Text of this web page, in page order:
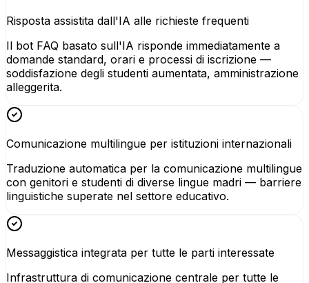
Risposta assistita dall'IA alle richieste frequenti
Il bot FAQ basato sull'IA risponde immediatamente a
domande standard, orari e processi di iscrizione —
soddisfazione degli studenti aumentata, amministrazione
alleggerita.
Comunicazione multilingue per istituzioni internazionali
Traduzione automatica per la comunicazione multilingue
con genitori e studenti di diverse lingue madri — barriere
linguistiche superate nel settore educativo.
Messaggistica integrata per tutte le parti interessate
Infrastruttura di comunicazione centrale per tutte le